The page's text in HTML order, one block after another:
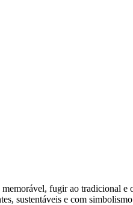
fugir ao tradicional e
sustentáveis e com